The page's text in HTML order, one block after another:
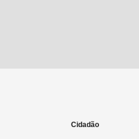
Cidadão